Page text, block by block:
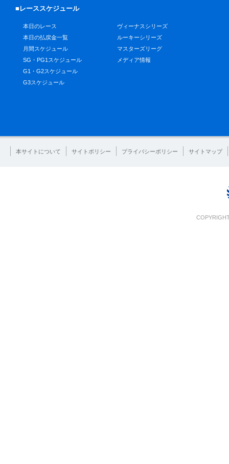
■レーススケジュール
本日のレース
本日の払戻金一覧
月間スケジュール
SG・PG1スケジュール
G1・G2スケジュール
G3スケジュール
ヴィーナスシリーズ
ルーキーシリーズ
マスターズリーグ
メディア情報
本サイトについて サイトポリシー プライバシーポリシー サイトマップ